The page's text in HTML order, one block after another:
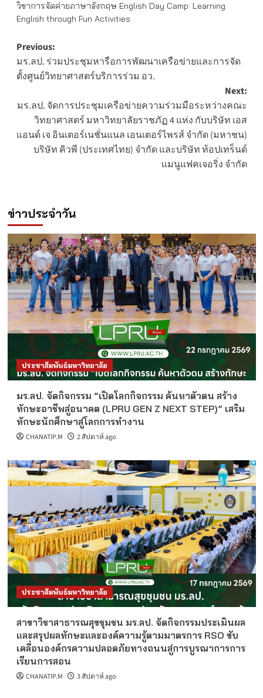
วิชาการจัดค่ายภาษาอังกฤษ English Day Camp: Learning
English through Fun Activities
Post
navigation
Previous:
มร.ลป. ร่วมประชุมหารือการพัฒนาเครือข่ายและการจัด
ตั้งศูนย์วิทยาศาสตร์บริการร่วม อว.
Next:
มร.ลป. จัดการประชุมเครือข่ายความร่วมมือระหว่างคณะ
วิทยาศาสตร์ มหาวิทยาลัยราชภัฏ 4 แห่ง กับบริษัท เอส
แอนด์ เจ อินเตอร์เนชั่นแนล เอนเตอร์ไพรส์ จำกัด (มหาชน)
บริษัท คิวพี (ประเทศไทย) จำกัด และบริษัท ท้อปเทร็นด์
เเมนูแฟคเจอริ่ง จำกัด
ข่าวประจำวัน
ประชาสัมพันธ์มหาวิทยาลัย
มร.ลป. จัดกิจกรรม “เปิดโลกกิจกรรม ค้นหาตัวตน สร้าง
ทักษะอาชีพสู่อนาคต (LPRU GEN Z NEXT STEP)” เสริม
ทักษะนักศึกษาสู่โลกการทำงาน
CHANATIP.M 2 สัปดาห์ ago
ประชาสัมพันธ์มหาวิทยาลัย
สาขาวิชาสาธารณสุขชุมชน มร.ลป. จัดกิจกรรมประเมินผล
และสรุปผลทักษะและองค์ความรู้ตามมาตรการ RSO ขับ
เคลื่อนองค์กรความปลอดภัยทางถนนสู่การบูรณาการการ
เรียนการสอน
CHANATIP.M 3 สัปดาห์ ago